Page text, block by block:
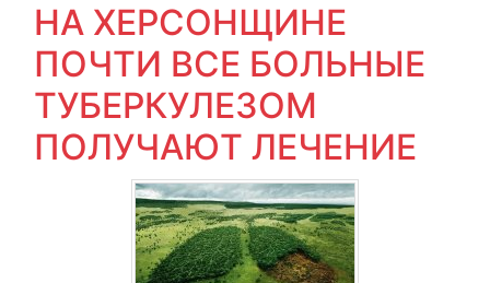
НА ХЕРСОНЩИНЕ
ПОЧТИ ВСЕ БОЛЬНЫЕ
ТУБЕРКУЛЕЗОМ
ПОЛУЧАЮТ ЛЕЧЕНИЕ